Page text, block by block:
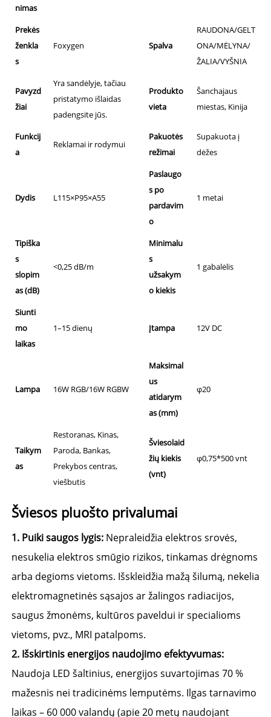
nimas
Prekės
ženkla
s
Foxygen Spalva
RAUDONA/GELT
ONA/MĖLYNA/
ŽALIA/VYŠNIA
Pavyzd
žiai
Yra sandėlyje, tačiau
pristatymo išlaidas
padengsite jūs.
Produkto
vieta
Šanchajaus
miestas, Kinija
Funkcij
a
Reklamai ir rodymui
Pakuotės
režimai
Supakuota į
dėžes
Dydis L115×P95×A55
Paslaugo
s po
pardavim
o
1 metai
Tipiška
s
slopim
as (dB)
<0,25 dB/m
Minimalu
s
užsakym
o kiekis
1 gabalėlis
Siunti
mo
laikas
1–15 dienų Įtampa 12V DC
Lampa 16W RGB/16W RGBW
Maksimal
us
atidarym
as (mm)
φ20
Taikym
as
Restoranas, Kinas,
Paroda, Bankas,
Prekybos centras,
viešbutis
Šviesolaid
žių kiekis
(vnt)
φ0,75*500 vnt
Šviesos pluošto privalumai
1. Puiki saugos lygis: Nepraleidžia elektros srovės,
nesukelia elektros smūgio rizikos, tinkamas drėgnoms
arba degioms vietoms. Išskleidžia mažą šilumą, nekelia
elektromagnetinės sąsajos ar žalingos radiacijos,
saugus žmonėms, kultūros paveldui ir specialioms
vietoms, pvz., MRI patalpoms.
2.
Naudoja LED šaltinius, energijos suvartojimas 70 %
mažesnis nei tradicinėms lemputėms. Ilgas tarnavimo
laikas – 60 000 valandų (apie 20 metų naudojant